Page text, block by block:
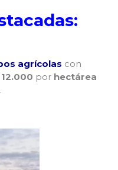
agrícolas con
12.000 por hectárea